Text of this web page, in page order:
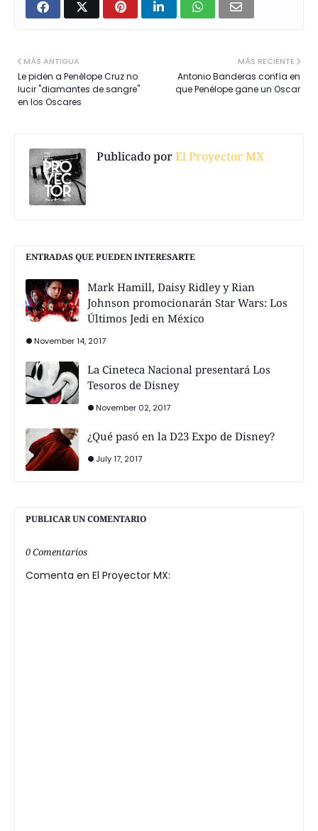
MÁS RECIENTE
Antonio Banderas confía en
que Penélope gane un Oscar
MÁS ANTIGUA
Le piden a Penélope Cruz no
lucir "diamantes de sangre"
en los Oscares
Publicado porEl Proyector MX
ENTRADAS QUE PUEDEN INTERESARTE
Mark Hamill, Daisy Ridley y Rian
Johnson promocionarán Star Wars: Los
Últimos Jedi en México
November 14, 2017
La Cineteca Nacional presentará Los
Tesoros de Disney
November 02, 2017
¿Qué pasó en la D23 Expo de Disney?
July 17, 2017
PUBLICAR UN COMENTARIO
0 Comentarios
Comenta en El Proyector MX: